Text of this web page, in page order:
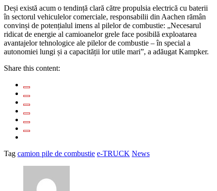
Deși există acum o tendință clară către propulsia electrică cu baterii
în sectorul vehiculelor comerciale, responsabilii din Aachen rămân
convinși de potențialul imens al pilelor de combustie: „Necesarul
ridicat de energie al camioanelor grele face posibilă exploatarea
avantajelor tehnologice ale pilelor de combustie – în special a
autonomiei lungi și a capacității lor utile mari”, a adăugat Kampker.
Share this content:
Tag camion pile de combustie e-TRUCK News